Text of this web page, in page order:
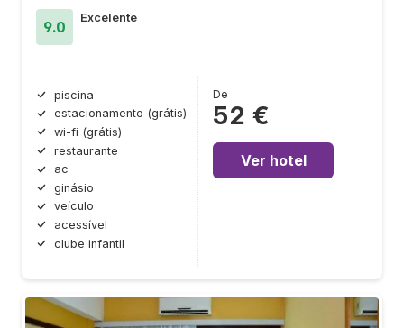
9.0
Excelente
piscina
estacionamento (grátis)
wi-fi (grátis)
restaurante
ac
ginásio
veículo
acessível
clube infantil
De
52 €
Ver hotel